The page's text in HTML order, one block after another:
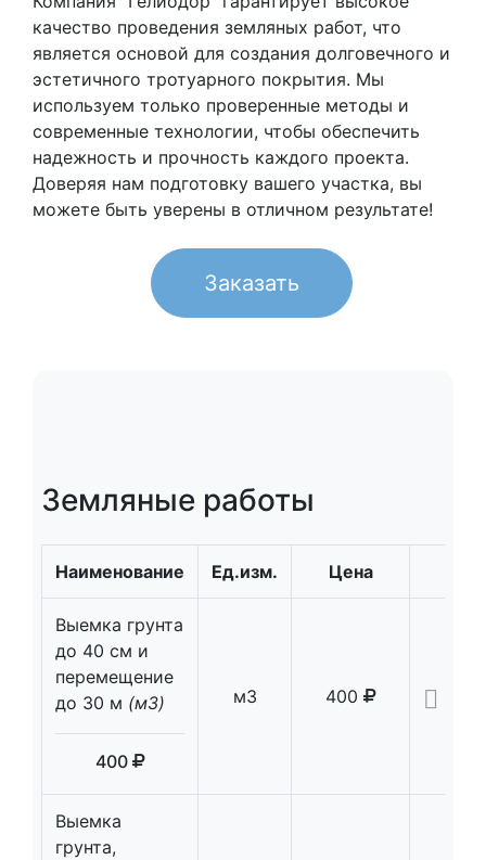
качество проведения земляных работ, что
является основой для создания долговечного и
эстетичного тротуарного покрытия. Мы
используем только проверенные методы и
современные технологии, чтобы обеспечить
надежность и прочность каждого проекта.
Доверяя нам подготовку вашего участка, вы
можете быть уверены в отличном результате!
Заказать
Земляные работы
Наименование Ед.изм. Цена
Выемка грунта
до 40 см и
перемещение
до 30 м (м3)
400
м3 400
Выемка
грунта,